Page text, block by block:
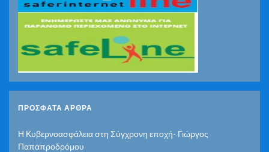
ΠΡΌΣΦΑΤΑ ΆΡΘΡΑ
Η Κυβερνοασφάλεια στη Σύγχρονη εποχή- Γιώργος
Παπαπροδρόμου